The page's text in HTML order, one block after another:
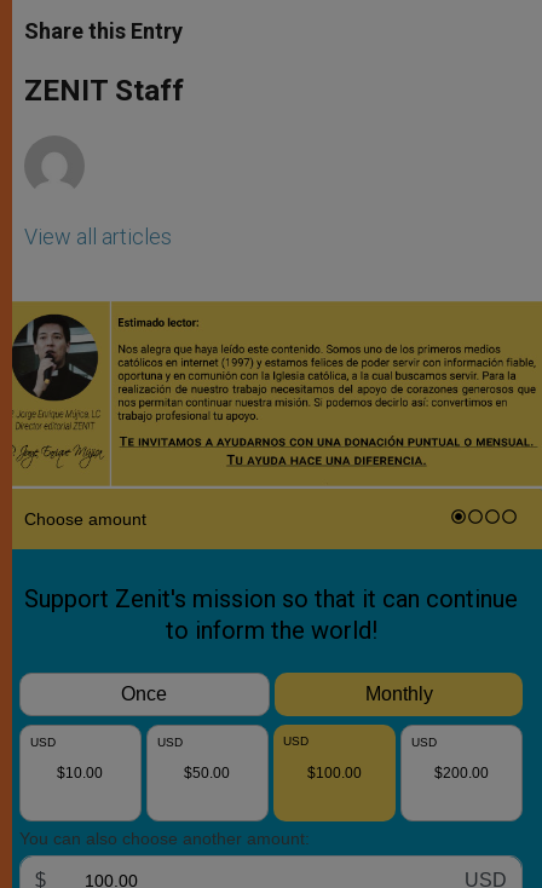
t
s
p
p
s
e
g
e
e
b
o
k
Share this Entry
ZENIT Staff
View all articles